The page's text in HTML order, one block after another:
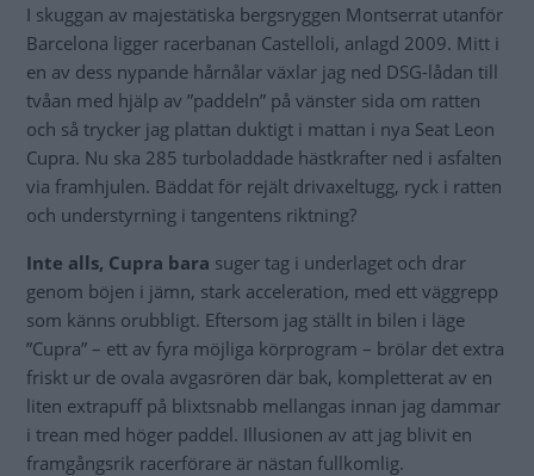
I skuggan av majestätiska bergsryggen Montserrat utanför
Barcelona ligger racerbanan Castelloli, anlagd 2009. Mitt i
en av dess nypande hårnålar växlar jag ned DSG-lådan till
tvåan med hjälp av ”paddeln” på vänster sida om ratten
och så trycker jag plattan duktigt i mattan i nya Seat Leon
Cupra. Nu ska 285 turboladdade hästkrafter ned i asfalten
via framhjulen. Bäddat för rejält drivaxeltugg, ryck i ratten
och understyrning i tangentens riktning?
Inte alls, Cupra bara suger tag i underlaget och drar
genom böjen i jämn, stark acceleration, med ett väggrepp
som känns orubbligt. Eftersom jag ställt in bilen i läge
”Cupra” – ett av fyra möjliga körprogram – brölar det extra
friskt ur de ovala avgasrören där bak, kompletterat av en
liten extrapuff på blixtsnabb mellangas innan jag dammar
i trean med höger paddel. Illusionen av att jag blivit en
framgångsrik racerförare är nästan fullkomlig.